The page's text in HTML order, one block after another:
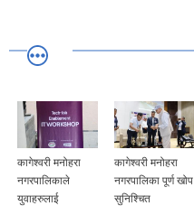
कागेश्वरी मनोहरा
नगरपालिकाले
युवाहरुलाई
कागेश्वरी मनोहरा
नगरपालिका पूर्ण खोप
सुनिश्चित